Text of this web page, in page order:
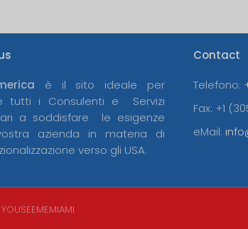
è il sito ideale per
tutti i Consulenti e Servizi
a soddisfare le esigenze
azienda in materia di
verso gli USA.
Contact
Telefono:
Fax: +1
eMail:
YOUSEEMEMIAMI